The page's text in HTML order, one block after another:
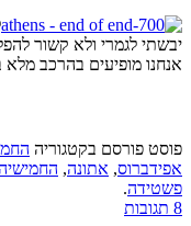
יבשתי לגמרי ולא קשור
אנחנו מופיעים בהרכב מלא
פוסט פורסם בקטגוריה
אפידברוס,אתונה,החמישיה
פשטידה.